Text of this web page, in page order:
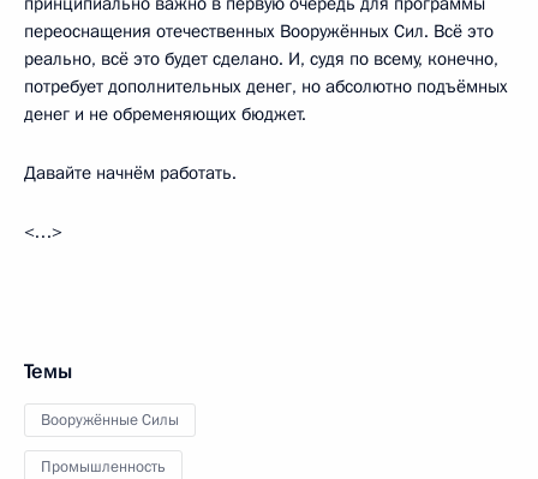
переоснащения отечественных Вооружённых Сил. Всё это
реально, всё это будет сделано. И, судя по всему, конечно,
потребует дополнительных денег, но абсолютно подъёмных
денег и не обременяющих бюджет.
Давайте начнём работать.
<…>
Темы
Вооружённые Силы
Промышленность